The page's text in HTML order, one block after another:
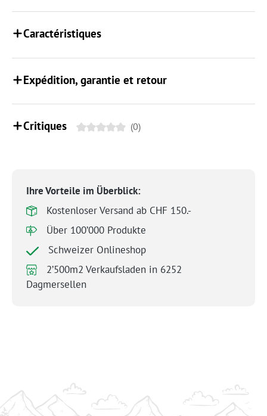
Caractéristiques
Expédition, garantie et retour
Critiques (0)
Ihre Vorteile im Überblick:
Kostenloser Versand ab CHF 150.-
Über 100’000 Produkte
Schweizer Onlineshop
2’500m2 Verkaufsladen in 6252
Dagmersellen